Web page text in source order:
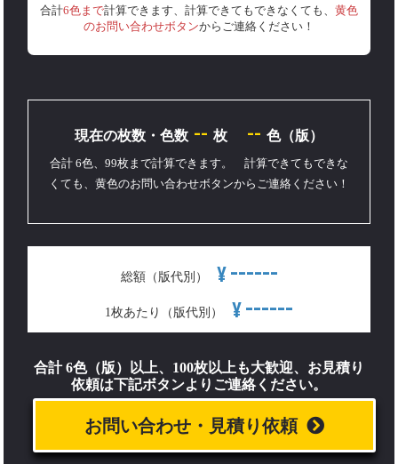
合計6色まで計算できます、計算できてもできなくても、 黄色
のお問い合わせボタンからご連絡ください！
現在の枚数・色数 -- 枚 -- 色（版）
合計 6色、99枚まで計算できます。 計算できてもできな
くても、黄色のお問い合わせボタンからご連絡ください！
総額（版代別） ¥ ------
1枚あたり（版代別） ¥------
合計 6色（版）以上、100枚以上も大歓迎、お見積り
依頼は下記ボタンよりご連絡ください。
お問い合わせ・見積り依頼